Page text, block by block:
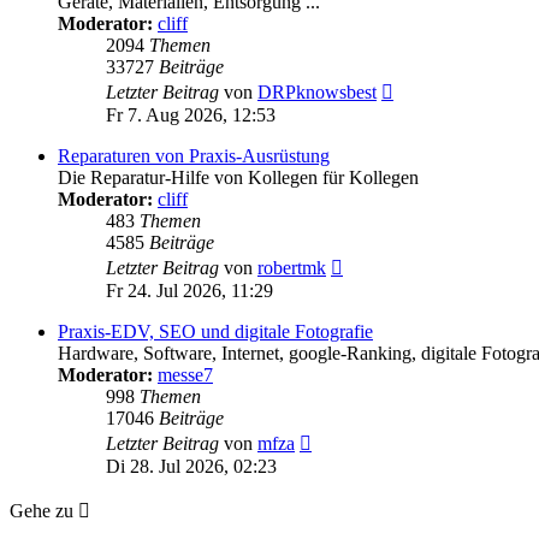
Moderator: cliff
2094 Themen
33727 Beiträge
Letzter Beitrag von DRPknowsbest
Fr 7. Aug 2026, 12:53
Reparaturen von Praxis-Ausrüstung
Die Reparatur-Hilfe von Kollegen für Kollegen
Moderator: cliff
483 Themen
4585 Beiträge
Letzter Beitrag von robertmk
Fr 24. Jul 2026, 11:29
Praxis-EDV, SEO und digitale Fotografie
Hardware, Software, Internet, google-Ranking, digitale
Moderator: messe7
998 Themen
17046 Beiträge
Letzter Beitrag von mfza
Di 28. Jul 2026, 02:23
Gehe zu